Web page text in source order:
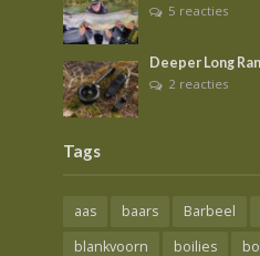
5 reacties
Deeper Long
2 reacties
Tags
aas baars Barbeel
blankvoorn
boilies